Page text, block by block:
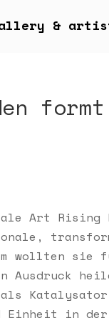
&
formt
Art
wollten sie
Einheit in